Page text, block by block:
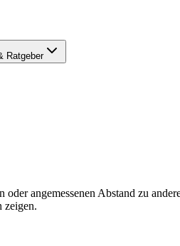
Ratgeber
angemessenen Abstand zu
zeigen.